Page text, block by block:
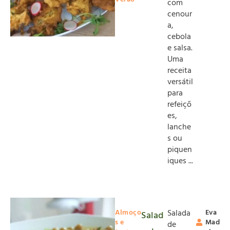
com
cenour
a,
cebola
e salsa.
Uma
receita
versátil
para
refeiçõ
es,
lanche
s ou
piquen
iques ...
Almoço
s e
Salad Salada
de
Eva
Mad